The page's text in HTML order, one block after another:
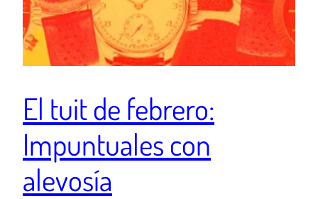
El tuit de febrero:
Impuntuales con
alevosía